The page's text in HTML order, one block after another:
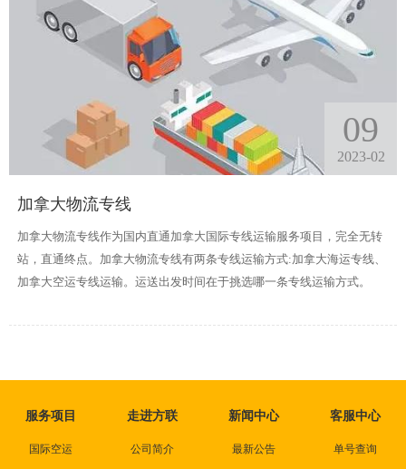
09
2023-02
加拿大物流专线
加拿大物流专线作为国内直通加拿大国际专线运输服务项目，完全无转
站，直通终点。加拿大物流专线有两条专线运输方式:加拿大海运专线、
加拿大空运专线运输。运送出发时间在于挑选哪一条专线运输方式。
服务项目
国际空运
走进方联
公司简介
新闻中心
最新公告
客服中心
单号查询